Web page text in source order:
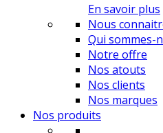
En savoir plus
Nous
Qui sommes-
Notre offre
Nos atouts
Nos clients
Nos marques
Nos produits